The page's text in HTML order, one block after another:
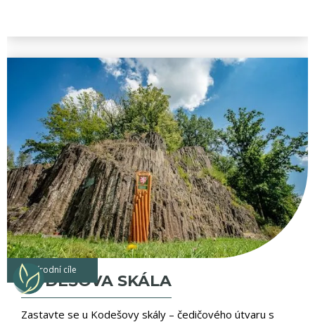
přírodní cíle
KODEŠOVA SKÁLA
Zastavte se u Kodešovy skály – čedičového útvaru s